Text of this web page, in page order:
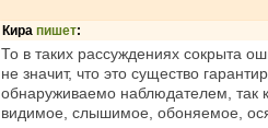
Кира пишет:
То в таких рассуждениях сокрыта
не значит, что это существо
обнаруживаемо наблюдателем, так
видимое, слышимое, обоняемое,